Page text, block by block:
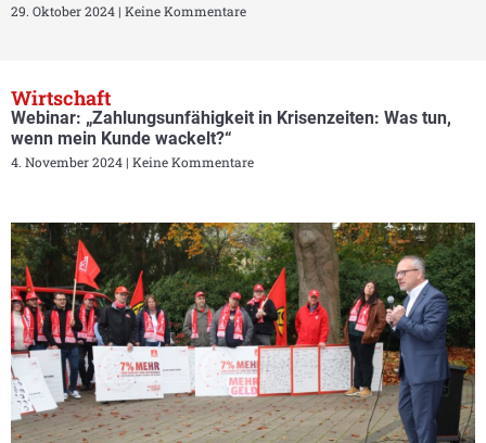
29. Oktober 2024 Keine Kommentare
Wirtschaft
Webinar: „Zahlungsunfähigkeit in Krisenzeiten: Was tun,
wenn mein Kunde wackelt?“
4. November 2024 Keine Kommentare